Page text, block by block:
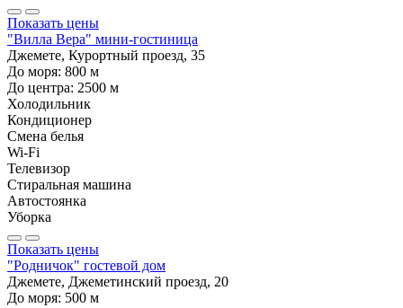
Показать цены
"Вилла Вера" мини-гостиница
Джемете, Курортный проезд, 35
До моря: 800 м
До центра: 2500 м
Холодильник
Кондиционер
Смена белья
Wi-Fi
Телевизор
Стиральная машина
Автостоянка
Уборка
Показать цены
"Родничок" гостевой дом
Джемете, Джеметинский проезд, 20
До моря: 500 м